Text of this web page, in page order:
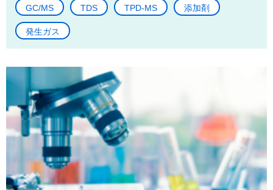
GC/MS TDS TPD-MS 添加剤
発生ガス